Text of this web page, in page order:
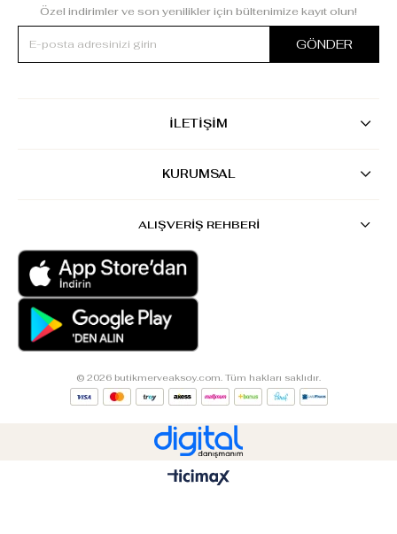
Özel indirimler ve son yenilikler için bültenimize kayıt olun!
GÖNDER
İLETİŞİM
KURUMSAL
ALIŞVERİŞ REHBERİ
© 2026 butikmerveaksoy.com. Tüm hakları saklıdır.